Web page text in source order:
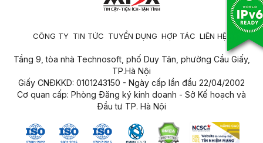
CÔNG TY TIN TỨC TUYỂN DỤNG HỢP TÁC LIÊN HỆ
Tầng 9, tòa nhà Technosoft, phố Duy Tân, phường Cầu Giấy,
TP.Hà Nội
Giấy CNĐKKD: 0101243150 - Ngày cấp lần đầu 22/04/2002
Cơ quan cấp: Phòng Đăng ký kinh doanh - Sở Kế hoạch và
Đầu tư TP. Hà Nội